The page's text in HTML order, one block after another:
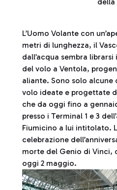
L’Uomo Volante con
metri di lunghezza, il
dall’acqua sembra
del volo a Ventola,
aliante. Sono solo alcune
volo ideate e progettate
che da oggi fino a
presso i Terminal 1 e 3
Fiumicino a lui intitolato.
celebrazione
morte del Genio di Vinci,
oggi 2 maggio.